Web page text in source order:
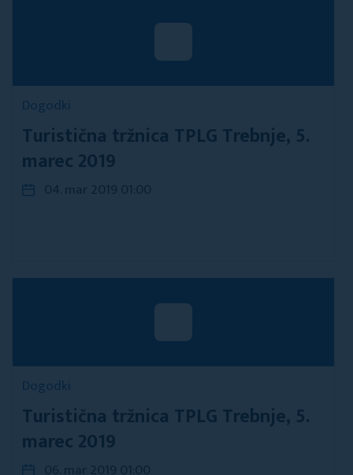
Dogodki
Turistična tržnica TPLG Trebnje, 5.
marec 2019
Dogodki
Turistična tržnica TPLG Trebnje, 5.
marec 2019